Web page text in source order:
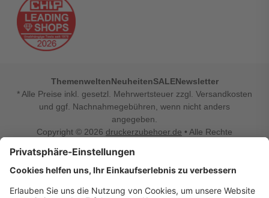
ThemenweltenNeuheitenSALENewsletter
* Alle Preise inkl. gesetzl. Mehrwertsteuer zzgl. Versandkosten
und ggf. Nachnahmegebühren, wenn nicht anders
angegeben.
Copyright © 2026 druckerzubehoer.de • Alle Rechte
Vertrag widerrufen
Druckerzubehoer.de – preiswerte Qualität für Ihr Office
Sie sind auf der Suche nach dem passenden Druckerzubehör